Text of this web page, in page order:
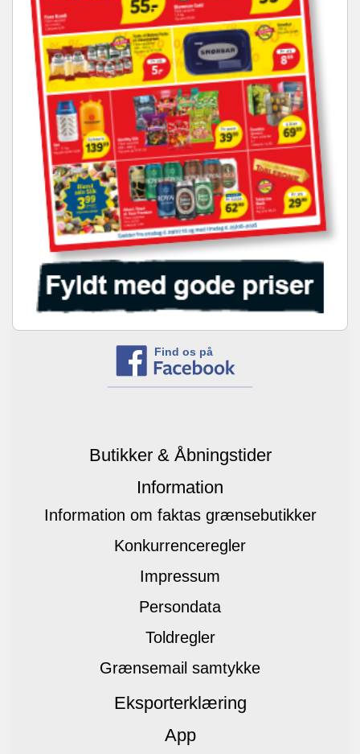
Find os på
Butikker & Åbningstider
Information
Information om faktas grænsebutikker
Konkurrenceregler
Impressum
Persondata
Toldregler
Grænsemail samtykke
Eksporterklæring
App